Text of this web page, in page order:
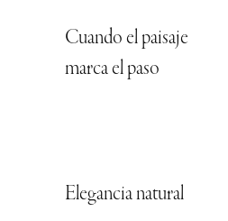
Cuando el paisaje
marca el paso
Elegancia natural